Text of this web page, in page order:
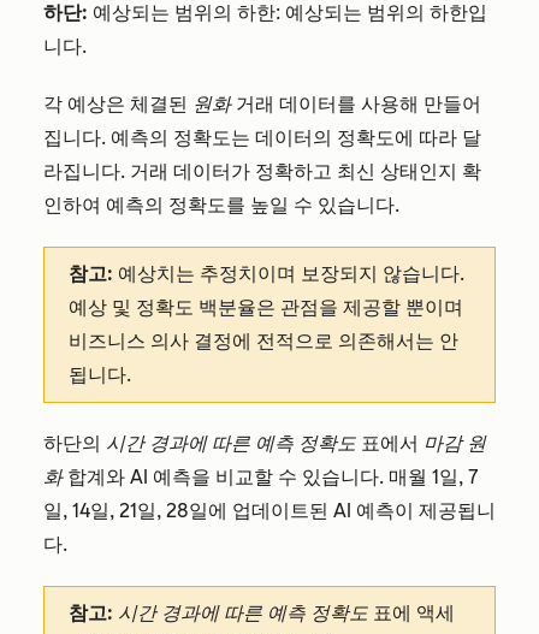
하단: 예상되는 범위의 하한: 예상되는 범위의 하한입
니다.
각 예상은 체결된 원화거래 데이터를 사용해 만들어
집니다. 예측의 정확도는 데이터의 정확도에 따라 달
라집니다. 거래 데이터가 정확하고 최신 상태인지 확
인하여 예측의 정확도를 높일 수 있습니다.
참고: 예상치는 추정치이며 보장되지 않습니다.
예상 및 정확도 백분율은 관점을 제공할 뿐이며
비즈니스 의사 결정에 전적으로 의존해서는 안
됩니다.
하단의 시간 경과에 따른 예측 정확도 표에서 마감 원
화합계와 AI 예측을 비교할 수 있습니다. 매월 1일, 7
일, 14일, 21일, 28일에 업데이트된 AI 예측이 제공됩니
다.
참고: 시간 경과에 따른 예측 정확도 표에 액세